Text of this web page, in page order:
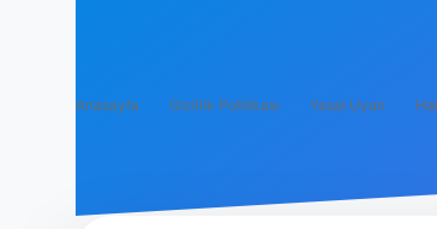
Anasayfa Gizlilik Politikası Yasal Uyarı